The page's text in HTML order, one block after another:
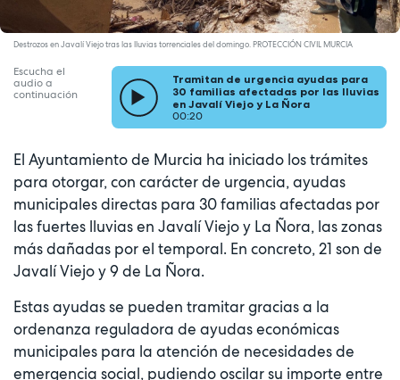
Destrozos en Javalí Viejo tras las lluvias torrenciales del domingo. PROTECCIÓN CIVIL MURCIA
Escucha el
audio a
continuación
Tramitan de urgencia ayudas para
30 familias afectadas por las lluvias
en Javalí Viejo y La Ñora
00:20
El Ayuntamiento de Murcia ha iniciado los trámites
para otorgar, con carácter de urgencia, ayudas
municipales directas para 30 familias afectadas por
las fuertes lluvias en Javalí Viejo y La Ñora, las zonas
más dañadas por el temporal. En concreto, 21 son de
Javalí Viejo y 9 de La Ñora.
Estas ayudas se pueden tramitar gracias a la
ordenanza reguladora de ayudas económicas
municipales para la atención de necesidades de
emergencia social, pudiendo oscilar su importe entre